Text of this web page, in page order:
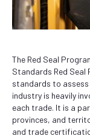
The Red Seal
Standards Red
standards to
industry is heavily
each trade. It is a
provinces, and
and trade